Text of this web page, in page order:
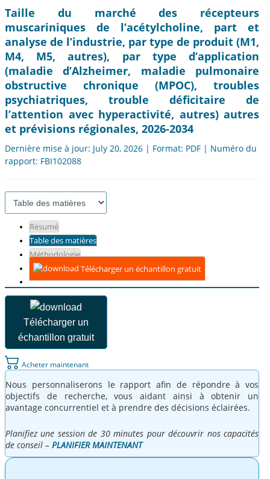
Taille du marché des récepteurs
muscariniques de l’acétylcholine, part et
analyse de l’industrie, par type de produit (M1,
M4, M5, autres), par type d’application
(maladie d’Alzheimer, maladie pulmonaire
obstructive chronique (MPOC), troubles
psychiatriques, trouble déficitaire de
l’attention avec hyperactivité, autres) autres
et prévisions régionales, 2026-2034
Dernière mise à jour: July 20, 2026 | Format: PDF | Numéro du
rapport: FBI102088
Résumé
Table des matières
Méthodologie
Télécharger un échantillon gratuit
Télécharger un
échantillon gratuit
Acheter maintenant
Nous personnaliserons le rapport afin de répondre à vos
objectifs de recherche, vous aidant ainsi à obtenir un
avantage concurrentiel et à prendre des décisions éclairées.
Planifiez une session de 30 minutes pour découvrir nos capacités
de conseil – PLANIFIER MAINTENANT